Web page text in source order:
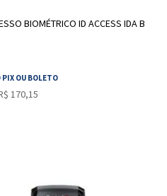
BIOMÉTRICO ID ACCESS IDA B
PIX OU BOLETO
170,15